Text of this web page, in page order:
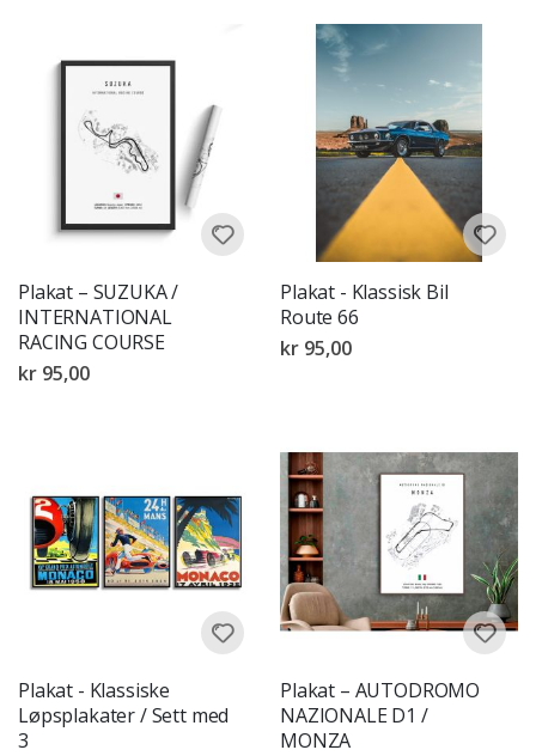
Plakat – SUZUKA /
INTERNATIONAL
RACING COURSE
kr 95,00
Plakat - Klassisk Bil
Route 66
kr 95,00
Plakat - Klassiske
Løpsplakater / Sett med
3
Plakat – AUTODROMO
NAZIONALE D1 /
MONZA